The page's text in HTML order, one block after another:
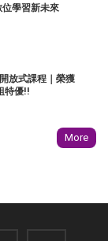
學習新未來
放式課程｜榮獲
特優!!
More